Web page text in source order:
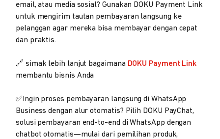
email, atau media sosial? Gunakan DOKU Payment Link
untuk mengirim tautan pembayaran langsung ke
pelanggan agar mereka bisa membayar dengan cepat
dan praktis.
🔗 simak lebih lanjut bagaimana DOKU Payment Link
membantu bisnis Anda
✅Ingin proses pembayaran langsung di WhatsApp
Business dengan alur otomatis? Pilih DOKU PayChat,
solusi pembayaran end-to-end di WhatsApp dengan
chatbot otomatis—mulai dari pemilihan produk,